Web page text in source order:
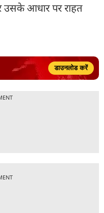
आधार पर राहत
डाउनलोड करें